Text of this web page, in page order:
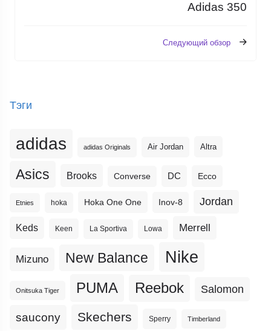
Adidas 350
Следующий обзор
Тэги
adidas adidas Originals Air Jordan Altra
Asics Brooks Converse DC Ecco
Etnies hoka Hoka One One Inov-8 Jordan
Keds Keen La Sportiva Lowa Merrell
Mizuno New Balance Nike
Onitsuka Tiger PUMA Reebok Salomon
saucony Skechers Sperry Timberland